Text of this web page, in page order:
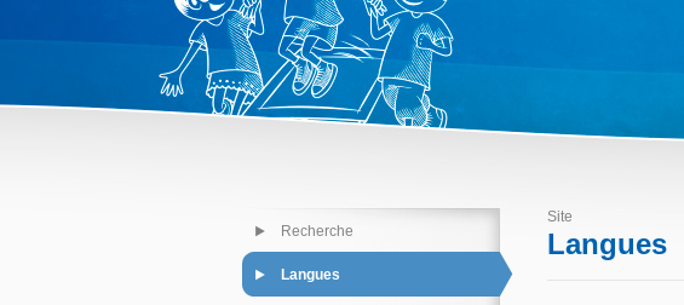
Recherche
Langues
Site
Langues